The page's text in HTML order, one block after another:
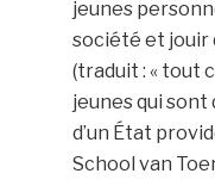
jeunes
société et jouir
(traduit : « tout
jeunes qui
d’un État
School van